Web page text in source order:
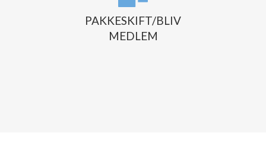
PAKKESKIFT/BLIV
MEDLEM